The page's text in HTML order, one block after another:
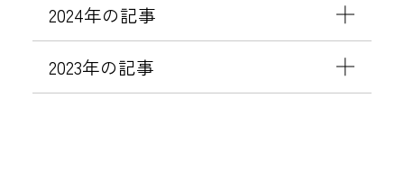
2024年の記事
2023年の記事